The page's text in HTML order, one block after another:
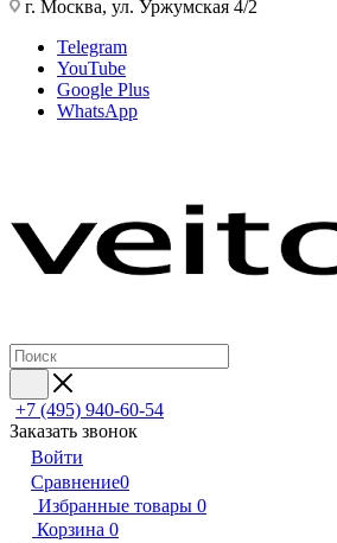
г. Москва, ул. Уржумская 4/2
Telegram
YouTube
Google Plus
WhatsApp
+7 (495) 940-60-54
Заказать звонок
Войти
Сравнение0
Избранные товары 0
Корзина 0